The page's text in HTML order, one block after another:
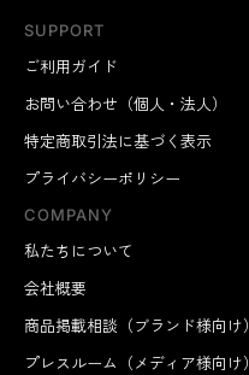
SUPPORT
ご利用ガイド
お問い合わせ（個人・法人）
特定商取引法に基づく表示
プライバシーポリシー
COMPANY
私たちについて
会社概要
商品掲載相談（ブランド様向け）
プレスルーム（メディア様向け）